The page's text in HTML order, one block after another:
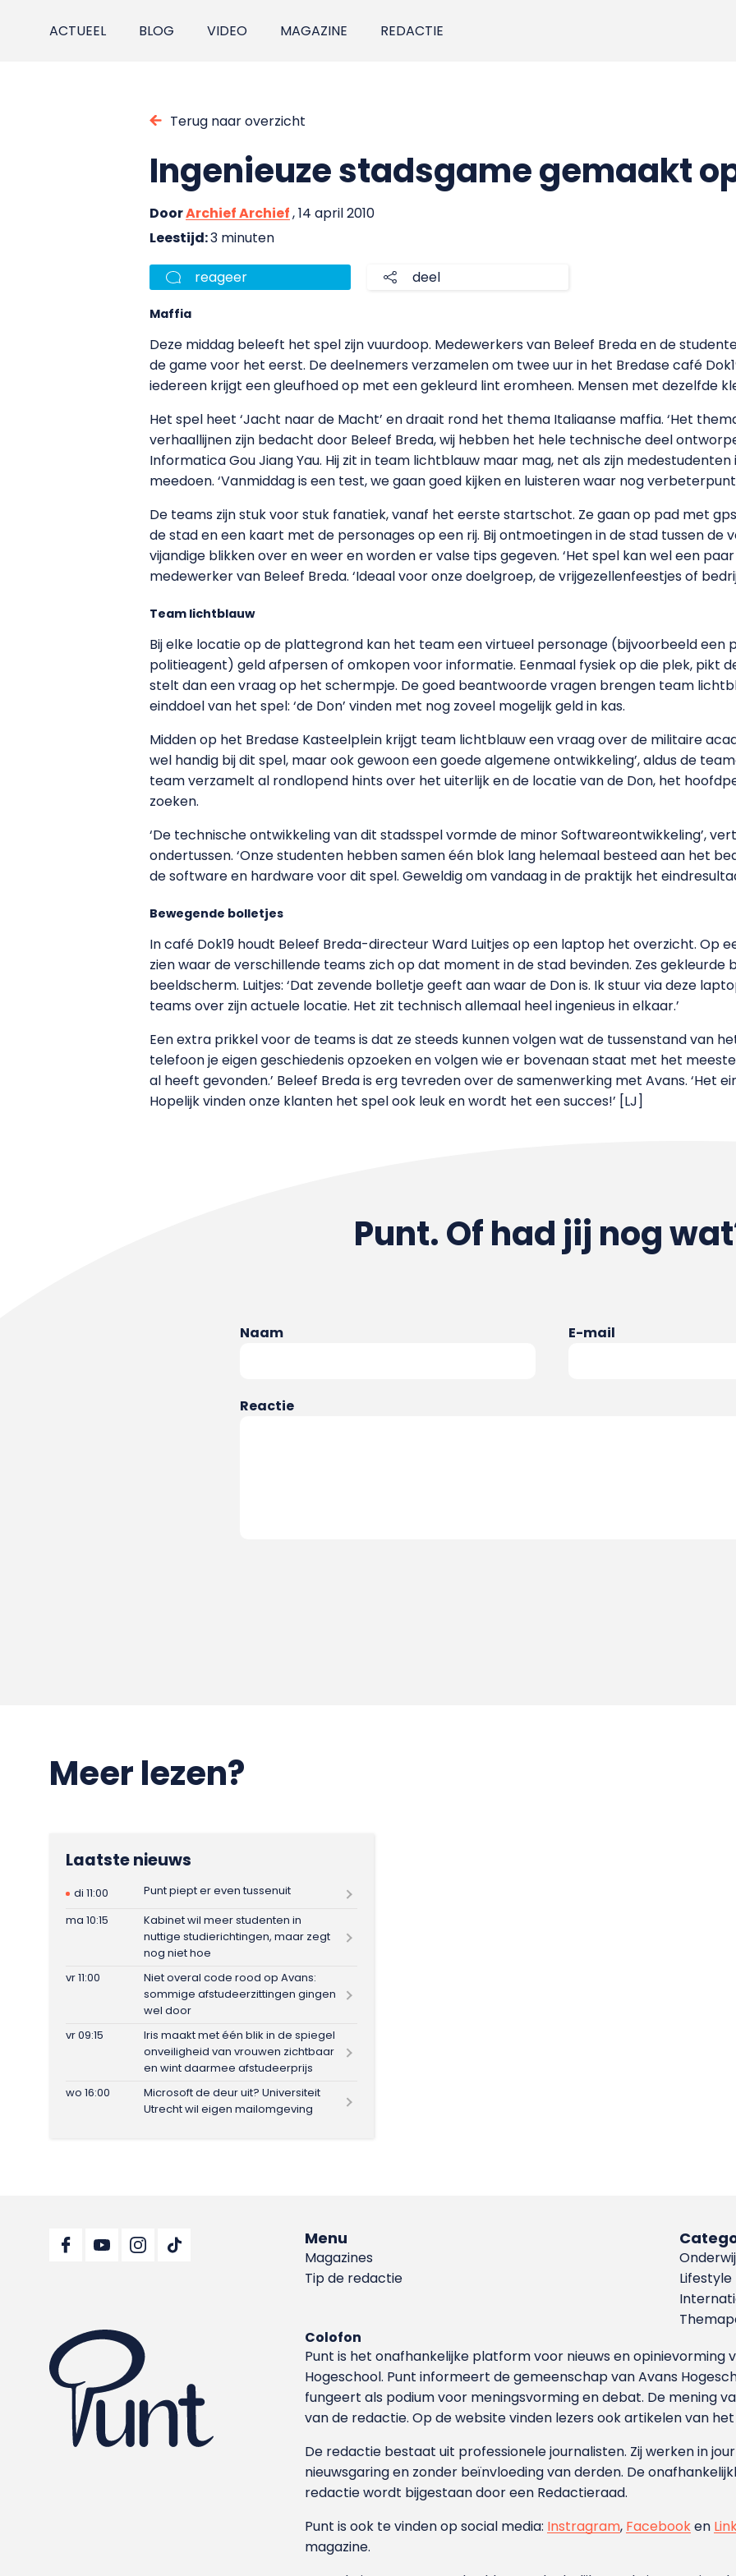
ACTUEEL BLOG VIDEO MAGAZINE REDACTIE
Terug naar overzicht
Ingenieuze stadsgame gemaakt
DoorArchief Archief, 14 april 2010
Leestijd:3 minuten
reageer deel
Maffia
Deze middag beleeft het spel zijn vuurdoop. Medewerkers van Beleef Breda en de
de game voor het eerst. De deelnemers verzamelen om twee uur in het Bredase café
iedereen krijgt een gleufhoed op met een gekleurd lint eromheen. Mensen met dezelfde
Het spel heet ‘Jacht naar de Macht’ en draait rond het thema Italiaanse maffia. ‘Het
verhaallijnen zijn bedacht door Beleef Breda, wij hebben het hele technische deel
Informatica Gou Jiang Yau. Hij zit in team lichtblauw maar mag, net als zijn
meedoen. ‘Vanmiddag is een test, we gaan goed kijken en luisteren waar nog
De teams zijn stuk voor stuk fanatiek, vanaf het eerste startschot. Ze gaan op pad met
de stad en een kaart met de personages op een rij. Bij ontmoetingen in de stad tussen de
vijandige blikken over en weer en worden er valse tips gegeven. ‘Het spel kan wel een
medewerker van Beleef Breda. ‘Ideaal voor onze doelgroep, de vrijgezellenfeestjes of
Team lichtblauw
Bij elke locatie op de plattegrond kan het team een virtueel personage (bijvoorbeeld een
politieagent) geld afpersen of omkopen voor informatie. Eenmaal fysiek op die plek, pikt
stelt dan een vraag op het schermpje. De goed beantwoorde vragen brengen team
einddoel van het spel: ‘de Don’ vinden met nog zoveel mogelijk geld in kas.
Midden op het Bredase Kasteelplein krijgt team lichtblauw een vraag over de militaire
wel handig bij dit spel, maar ook gewoon een goede algemene ontwikkeling’, aldus de
team verzamelt al rondlopend hints over het uiterlijk en de locatie van de Don, het
zoeken.
‘De technische ontwikkeling van dit stadsspel vormde de minor Softwareontwikkeling’,
ondertussen. ‘Onze studenten hebben samen één blok lang helemaal besteed aan het
de software en hardware voor dit spel. Geweldig om vandaag in de praktijk het
Bewegende bolletjes
In café Dok19 houdt Beleef Breda-directeur Ward Luitjes op een laptop het overzicht. Op
zien waar de verschillende teams zich op dat moment in de stad bevinden. Zes gekleurde
beeldscherm. Luitjes: ‘Dat zevende bolletje geeft aan waar de Don is. Ik stuur via deze
teams over zijn actuele locatie. Het zit technisch allemaal heel ingenieus in elkaar.’
Een extra prikkel voor de teams is dat ze steeds kunnen volgen wat de tussenstand van
telefoon je eigen geschiedenis opzoeken en volgen wie er bovenaan staat met het
al heeft gevonden.’ Beleef Breda is erg tevreden over de samenwerking met Avans. ‘Het
Hopelijk vinden onze klanten het spel ook leuk en wordt het een succes!’ [LJ]
Punt. Of had jij nog
Naam E-mail
Reactie
Meer lezen?
Laatste nieuws
di 11:00
Punt piept er even tussenuit
ma 10:15
Kabinet wil meer studenten in
nuttige studierichtingen, maar zegt
nog niet hoe
vr 11:00
Niet overal code rood op Avans:
sommige afstudeerzittingen gingen
wel door
vr 09:15
Iris maakt met één blik in de spiegel
onveiligheid van vrouwen zichtbaar
en wint daarmee afstudeerprijs
wo 16:00
Microsoft de deur uit? Universiteit
Utrecht wil eigen mailomgeving
Menu
Magazines
Tip de redactie
Lifestyle
Colofon
Punt is het onafhankelijke platform voor nieuws en
Hoge­school. Punt informeert de gemeenschap van Avans
fungeert als podium voor meningsvorming en debat. De mening
van de redactie. Op de website vinden lezers ook artikelen van
De redactie bestaat uit professionele journalisten. Zij werken in
nieuwsgaring en zonder beïnvloeding van derden. De
redactie wordt bijgestaan door een Redactieraad.
Punt is ook te vinden op social media: Instragram, Facebooken
magazine.